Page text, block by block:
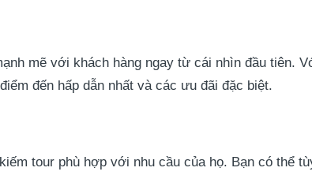
mẽ với khách hàng ngay từ cái nhìn đầu tiên.
đến hấp dẫn nhất và các ưu đãi đặc biệt.
tour phù hợp với nhu cầu của họ. Bạn có thể